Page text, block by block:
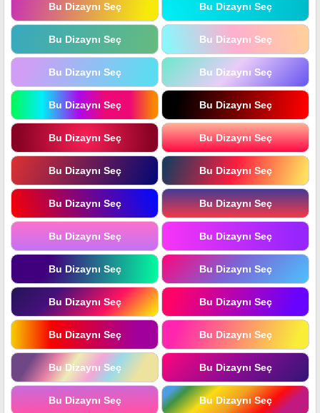
Bu Dizaynı Seç Bu Dizaynı Seç
Bu Dizaynı Seç Bu Dizaynı Seç
Bu Dizaynı Seç Bu Dizaynı Seç
Bu Dizaynı Seç Bu Dizaynı Seç
Bu Dizaynı Seç Bu Dizaynı Seç
Bu Dizaynı Seç Bu Dizaynı Seç
Bu Dizaynı Seç Bu Dizaynı Seç
Bu Dizaynı Seç Bu Dizaynı Seç
Bu Dizaynı Seç Bu Dizaynı Seç
Bu Dizaynı Seç Bu Dizaynı Seç
Bu Dizaynı Seç Bu Dizaynı Seç
Bu Dizaynı Seç Bu Dizaynı Seç
Bu Dizaynı Seç Bu Dizaynı Seç